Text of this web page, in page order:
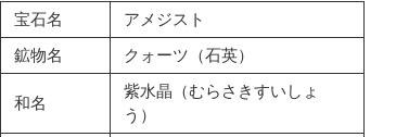
宝石名
アメジスト
鉱物名
クォーツ（石英）
和名
紫水晶（むらさきすいしょ
う）